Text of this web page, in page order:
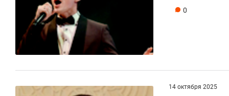
0
14 октября 2025